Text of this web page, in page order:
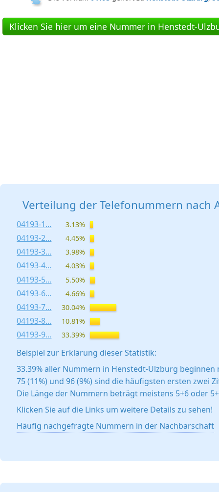
Klicken Sie hier um eine Nummer in Henstedt-
Verteilung der Telefonummern nach
04193-1... 3.13%
04193-2... 4.45%
04193-3... 3.98%
04193-4... 4.03%
04193-5... 5.50%
04193-6... 4.66%
04193-7... 30.04%
04193-8... 10.81%
04193-9... 33.39%
Beispiel zur Erklärung dieser Statistik:
33.39% aller Nummern in Henstedt-Ulzburg beginnen
75 (11%) und 96 (9%) sind die häufigsten ersten zwei
Die Länge der Nummern beträgt meistens 5+6 oder
Klicken Sie auf die Links um weitere Details zu sehen!
Häufig nachgefragte Nummern in der Nachbarschaft